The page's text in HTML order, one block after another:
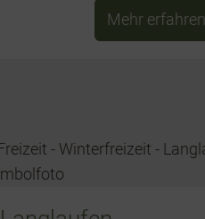
Mehr erfahren